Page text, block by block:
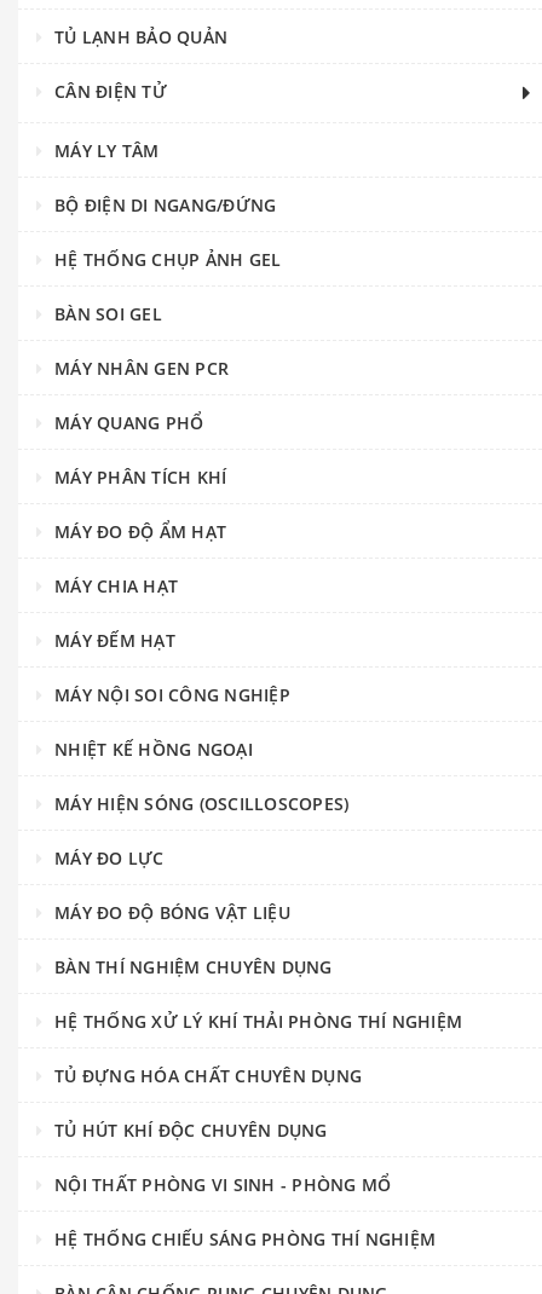
TỦ LẠNH BẢO QUẢN
CÂN ĐIỆN TỬ
MÁY LY TÂM
BỘ ĐIỆN DI NGANG/ĐỨNG
HỆ THỐNG CHỤP ẢNH GEL
BÀN SOI GEL
MÁY NHÂN GEN PCR
MÁY QUANG PHỔ
MÁY PHÂN TÍCH KHÍ
MÁY ĐO ĐỘ ẨM HẠT
MÁY CHIA HẠT
MÁY ĐẾM HẠT
MÁY NỘI SOI CÔNG NGHIỆP
NHIỆT KẾ HỒNG NGOẠI
MÁY HIỆN SÓNG (OSCILLOSCOPES)
MÁY ĐO LỰC
MÁY ĐO ĐỘ BÓNG VẬT LIỆU
BÀN THÍ NGHIỆM CHUYÊN DỤNG
HỆ THỐNG XỬ LÝ KHÍ THẢI PHÒNG THÍ NGHIỆM
TỦ ĐỰNG HÓA CHẤT CHUYÊN DỤNG
TỦ HÚT KHÍ ĐỘC CHUYÊN DỤNG
NỘI THẤT PHÒNG VI SINH - PHÒNG MỔ
HỆ THỐNG CHIẾU SÁNG PHÒNG THÍ NGHIỆM